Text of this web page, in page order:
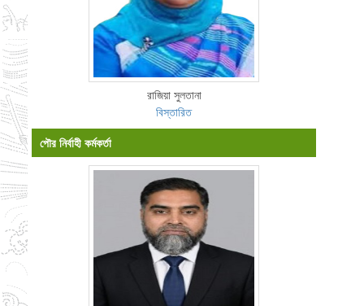
রাজিয়া সুলতানা
বিস্তারিত
পৌর নির্বাহী কর্মকর্তা